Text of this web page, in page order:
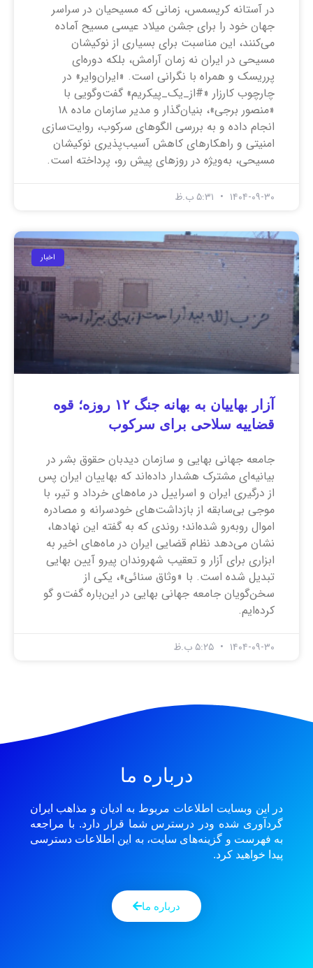
در آستانه کریسمس، زمانی که مسیحیان در سراسر
جهان خود را برای جشن میلاد عیسی مسیح آماده
می‌کنند، این مناسبت برای بسیاری از نوکیشان
مسیحی در ایران نه زمان آرامش، بلکه دوره‌ای
پرریسک و همراه با نگرانی است. «ایران‌وایر» در
چارچوب کارزار «#از_یک_پیکریم» گفت‌وگویی با
«منصور برجی»، بنیان‌گذار و مدیر سازمان ماده ۱۸
انجام داده و به بررسی الگوهای سرکوب، روایت‌سازی
امنیتی و راهکارهای کاهش آسیب‌پذیری نوکیشان
مسیحی، به‌ویژه در روزهای پیش رو، پرداخته است.
۱۴۰۴-۰۹-۳۰
اخبار
آزار بهاییان به بهانه جنگ ۱۲ روزه؛ قوه
قضاییه سلاحی برای سرکوب
جامعه جهانی بهایی و سازمان دیدبان حقوق بشر در
بیانیه‌ای مشترک هشدار داده‌اند که بهاییان ایران پس
از درگیری ایران و اسراییل در ماه‌های خرداد و تیر، با
موجی بی‌سابقه از بازداشت‌های خودسرانه و مصادره
اموال روبه‌رو شده‌اند؛ روندی که به گفته این نهاد‌ها،
نشان می‌دهد نظام قضایی ایران در ماه‌های اخیر به
ابزاری برای آزار و تعقیب شهروندان پیرو آیین بهایی
تبدیل شده است. با «وثاق سنائی»، یکی از
سخن‌گویان جامعه جهانی بهایی در این‌باره گفت‌و گو
کرده‌ایم.
۱۴۰۴-۰۹-۳۰
درباره ما
در این وبسایت اطلاعات مربوط به ادیان و مذاهب ایران
گردآوری شده ودر درسترس شما قرار دارد. با مراجعه
به فهرست و گزینه‌های سایت، به این اطلاعات دسترسی
پیدا خواهید کرد.
درباره ما